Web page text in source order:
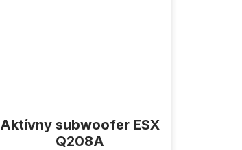
Aktívny subwoofer ESX
Q208A